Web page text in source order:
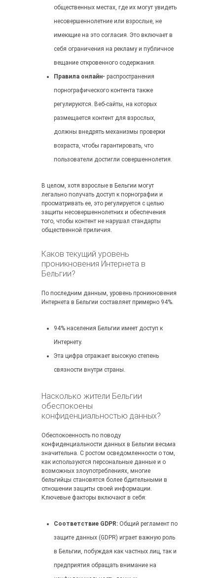
общественных местах, где их могут увидеть
несовершеннолетние или взрослые, не
имеющие на это согласия. Это включает в
себя ограничения на рекламу и публичное
вещание откровенного содержания.
Правила онлайн- распространения
порнографического контента также
регулируются. Веб-сайты, на которых
размещается контент для взрослых,
должны внедрять механизмы проверки
возраста, чтобы гарантировать, что
пользователи достигли совершеннолетия.
В целом, хотя взрослые в Бельгии могут
легально получать доступ к порнографии и
просматривать ее, это регулируется с целью
защиты несовершеннолетних и обеспечения
того, чтобы контент не нарушал стандарты
общественной приличия.
Каков текущий уровень
проникновения Интернета в
Бельгии?
По последним данным, уровень проникновения
Интернета в Бельгии составляет примерно 94%.
94% населения Бельгии имеет доступ к
Интернету.
Эта цифра отражает высокую степень
связности внутри страны.
Насколько жители Бельгии
обеспокоены
конфиденциальностью данных?
Обеспокоенность по поводу
конфиденциальности данных в Бельгии весьма
значительна. С ростом осведомленности о том,
как используются персональные данные и о
возможных злоупотреблениях, многие
бельгийцы становятся более бдительными в
отношении защиты своей информации.
Ключевые факторы включают в себя:
Соответствие GDPR: Общий регламент по
защите данных (GDPR) играет важную роль
в Бельгии, побуждая как частных лиц, так и
предприятия обращать внимание на